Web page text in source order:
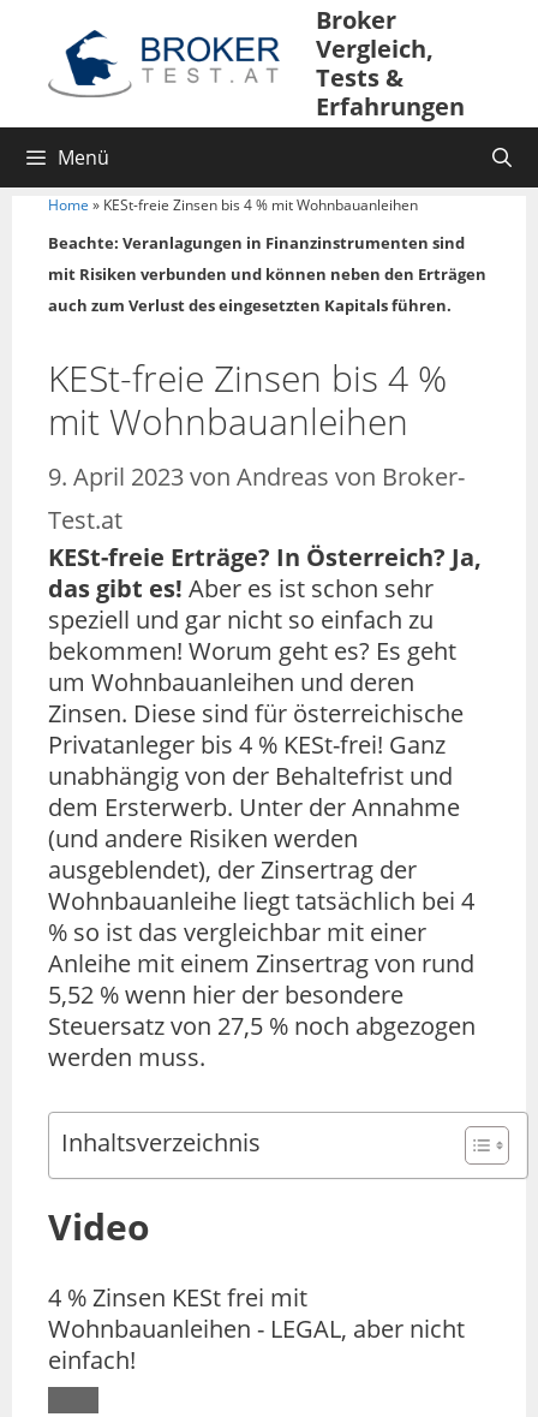
Broker
Vergleich,
Tests &
Erfahrungen
Menü
Home » KESt-freie Zinsen bis 4 % mit Wohnbauanleihen
Beachte: Veranlagungen in Finanzinstrumenten sind
mit Risiken verbunden und können neben den Erträgen
auch zum Verlust des eingesetzten Kapitals führen.
KESt-freie Zinsen bis 4 %
mit Wohnbauanleihen
9. April 2023von Andreas von Broker-
Test.at
KESt-freie Erträge? In Österreich? Ja,
das gibt es! Aber es ist schon sehr
speziell und gar nicht so einfach zu
bekommen! Worum geht es? Es geht
um Wohnbauanleihen und deren
Zinsen. Diese sind für österreichische
Privatanleger bis 4 % KESt-frei! Ganz
unabhängig von der Behaltefrist und
dem Ersterwerb. Unter der Annahme
(und andere Risiken werden
ausgeblendet), der Zinsertrag der
Wohnbauanleihe liegt tatsächlich bei 4
% so ist das vergleichbar mit einer
Anleihe mit einem Zinsertrag von rund
5,52 % wenn hier der besondere
Steuersatz von 27,5 % noch abgezogen
werden muss.
Inhaltsverzeichnis
Video
4 % Zinsen KESt frei mit
Wohnbauanleihen - LEGAL, aber nicht
einfach!